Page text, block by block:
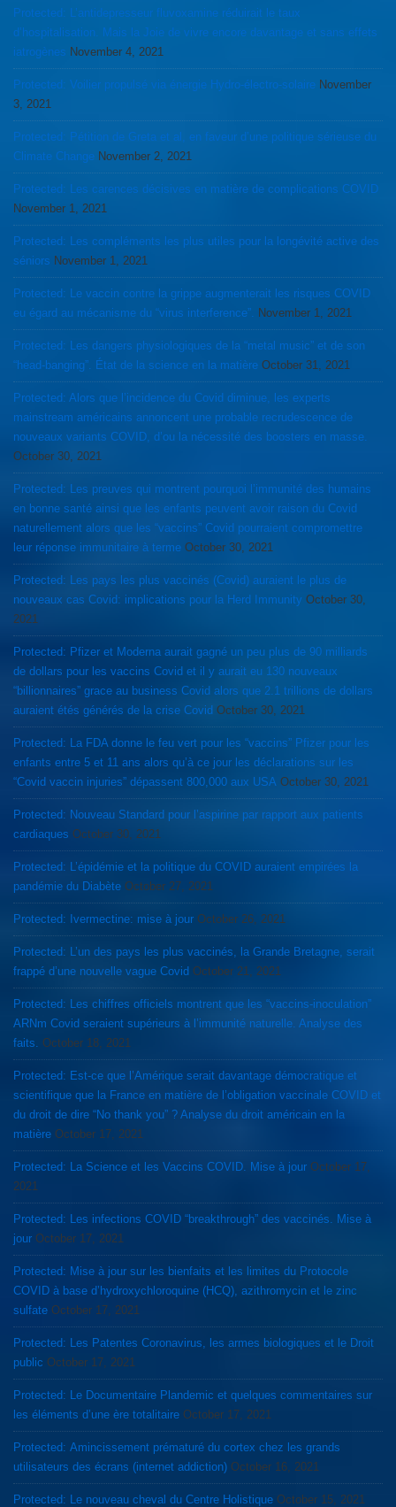
Protected: L’antidepresseur fluvoxamine réduirait le taux
d’hospitalisation. Mais la Joie de vivre encore davantage et sans effets
iatrogènes November 4, 2021
Protected: Voilier propulsé via énergie Hydro-électro-solaire November
3, 2021
Protected: Pétition de Greta et al, en faveur d’une politique sérieuse du
Climate Change November 2, 2021
Protected: Les carences décisives en matière de complications COVID
November 1, 2021
Protected: Les compléments les plus utiles pour la longévité active des
séniors November 1, 2021
Protected: Le vaccin contre la grippe augmenterait les risques COVID
eu égard au mécanisme du “virus interference”. November 1, 2021
Protected: Les dangers physiologiques de la “metal music” et de son
“head-banging”. État de la science en la matière October 31, 2021
Protected: Alors que l’incidence du Covid diminue, les experts
mainstream américains annoncent une probable recrudescence de
nouveaux variants COVID, d’ou la nécessité des boosters en masse.
October 30, 2021
Protected: Les preuves qui montrent pourquoi l’immunité des humains
en bonne santé ainsi que les enfants peuvent avoir raison du Covid
naturellement alors que les “vaccins” Covid pourraient compromettre
leur réponse immunitaire à terme October 30, 2021
Protected: Les pays les plus vaccinés (Covid) auraient le plus de
nouveaux cas Covid: implications pour la Herd Immunity October 30,
2021
Protected: Pfizer et Moderna aurait gagné un peu plus de 90 milliards
de dollars pour les vaccins Covid et il y aurait eu 130 nouveaux
“billionnaires” grace au business Covid alors que 2.1 trillions de dollars
auraient étés générés de la crise Covid October 30, 2021
Protected: La FDA donne le feu vert pour les “vaccins” Pfizer pour les
enfants entre 5 et 11 ans alors qu’à ce jour les déclarations sur les
“Covid vaccin injuries” dépassent 800,000 aux USA October 30, 2021
Protected: Nouveau Standard pour l’aspirine par rapport aux patients
cardiaques October 30, 2021
Protected: L’épidémie et la politique du COVID auraient empirées la
pandémie du Diabète October 27, 2021
Protected: Ivermectine: mise à jour October 26, 2021
Protected: L’un des pays les plus vaccinés, la Grande Bretagne, serait
frappé d’une nouvelle vague Covid October 21, 2021
Protected: Les chiffres officiels montrent que les “vaccins-inoculation”
ARNm Covid seraient supérieurs à l’immunité naturelle. Analyse des
faits.
October 18, 2021
Protected: Est-ce que l’Amérique serait davantage démocratique et
scientifique que la France en matière de l’obligation vaccinale COVID et
du droit de dire “No thank you” ? Analyse du droit américain en la
matière October 17, 2021
Protected: La Science et les Vaccins COVID. Mise à jour October 17,
2021
Protected: Les infections COVID “breakthrough” des vaccinés. Mise à
jour October 17, 2021
Protected: Mise à jour sur les bienfaits et les limites du Protocole
COVID à base d’hydroxychloroquine (HCQ), azithromycin et le zinc
sulfate October 17, 2021
Protected: Les Patentes Coronavirus, les armes biologiques et le Droit
public October 17, 2021
Protected: Le Documentaire Plandemic et quelques commentaires sur
les éléments d’une ère totalitaire October 17, 2021
Protected: Amincissement prématuré du cortex chez les grands
utilisateurs des écrans (internet addiction) October 16, 2021
Protected: Le nouveau cheval du Centre Holistique October 15, 2021